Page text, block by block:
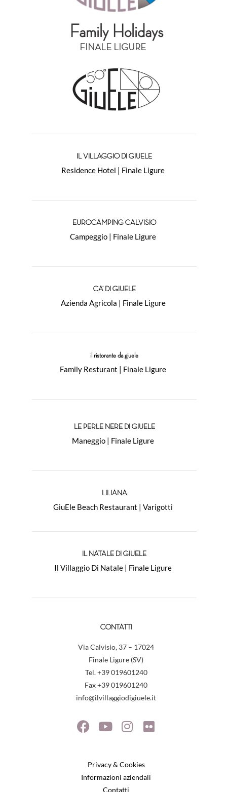
Family Holidays
FINALE LIGURE
IL VILLAGGIO DI GIUELE
Residence Hotel | Finale Ligure
EUROCAMPING CALVISIO
Campeggio | Finale Ligure
CA’ DI GIUELE
Azienda Agricola | Finale Ligure
il ristorante da giuele
Family Resturant | Finale Ligure
LE PERLE NERE DI GIUELE
Maneggio | Finale Ligure
LILIANA
GiuEle Beach Restaurant | Varigotti
IL NATALE DI GIUELE
Il Villaggio Di Natale | Finale Ligure
CONTATTI
Via Calvisio, 37 – 17024
Finale Ligure (SV)
Tel. +39 019601240
Fax +39 019601240
info@ilvillaggiodigiuele.it
Privacy & Cookies
Informazioni aziendali
Contatti